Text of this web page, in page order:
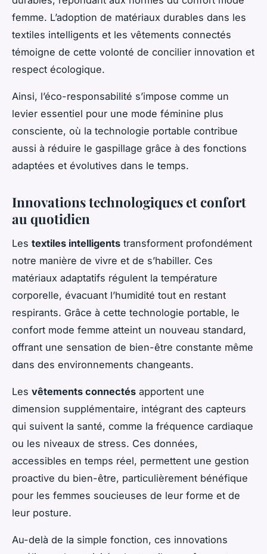
femme. L’adoption de matériaux durables dans les
textiles intelligents et les vêtements connectés
témoigne de cette volonté de concilier innovation et
respect écologique.
Ainsi, l’éco-responsabilité s’impose comme un
levier essentiel pour une mode féminine plus
consciente, où la technologie portable contribue
aussi à réduire le gaspillage grâce à des fonctions
adaptées et évolutives dans le temps.
Innovations technologiques et confort
au quotidien
Les textiles intelligents transforment profondément
notre manière de vivre et de s’habiller. Ces
matériaux adaptatifs régulent la température
corporelle, évacuant l’humidité tout en restant
respirants. Grâce à cette technologie portable, le
confort mode femme atteint un nouveau standard,
offrant une sensation de bien-être constante même
dans des environnements changeants.
Les vêtements connectés apportent une
dimension supplémentaire, intégrant des capteurs
qui suivent la santé, comme la fréquence cardiaque
ou les niveaux de stress. Ces données,
accessibles en temps réel, permettent une gestion
proactive du bien-être, particulièrement bénéfique
pour les femmes soucieuses de leur forme et de
leur posture.
Au-delà de la simple fonction, ces innovations